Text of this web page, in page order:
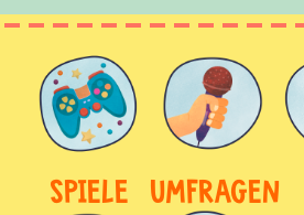
SPIELE UMFRAGEN